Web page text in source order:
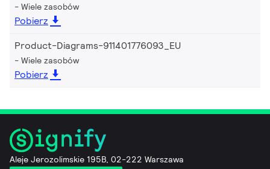
Wiele zasobów
Pobierz
Product-Diagrams-911401776093_EU
Wiele zasobów
Pobierz
Aleje Jerozolimskie 195B, 02-222 Warszawa